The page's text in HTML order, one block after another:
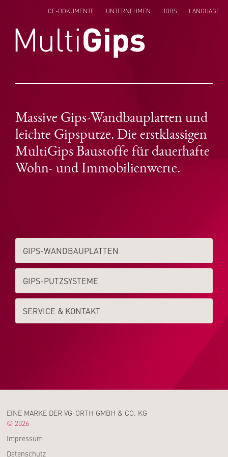
CE-DOKUMENTE UNTERNEHMEN JOBS
LANGUAGE
Massive Gips-Wandbauplatten und
leichte Gipsputze. Die erstklassigen
MultiGips Baustoffe für dauerhafte
Wohn- und Immobilienwerte.
GIPS-WAND­­BAUPLATTEN
GIPS-PUTZSYSTEME
SERVICE & KONTAKT
EINE MARKE DER VG-ORTH GMBH & CO. KG
© 2026
Impressum
Datenschutz